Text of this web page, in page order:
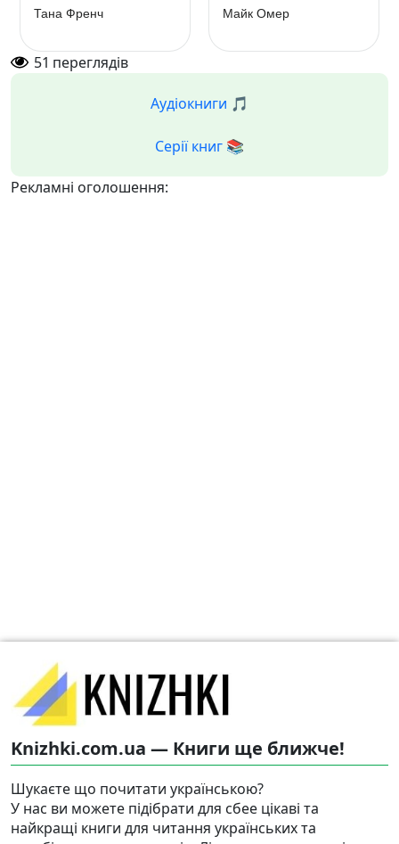
Тана Френч Майк Омер
51 переглядів
Аудіокниги 🎵
Серії книг 📚
Рекламні оголошення:
Knizhki.com.ua — Книги ще ближче!
Шукаєте що почитати українською?
У нас ви можете підібрати для сбее цікаві та
найкращі книги для читання українських та